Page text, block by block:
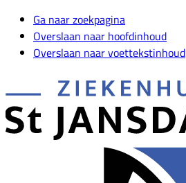
Ga naar zoekpagina
Overslaan naar hoofdinhoud
Overslaan naar voettekstinhoud